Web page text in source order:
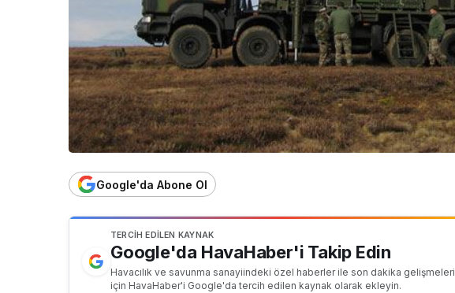
Google'da Abone Ol
TERCIH EDILEN KAYNAK
Google'da HavaHaber'i Takip Edin
Havacılık ve savunma sanayiindeki özel haberler ile son dakika gelişmeleri
için HavaHaber'i Google'da tercih edilen kaynak olarak ekleyin.